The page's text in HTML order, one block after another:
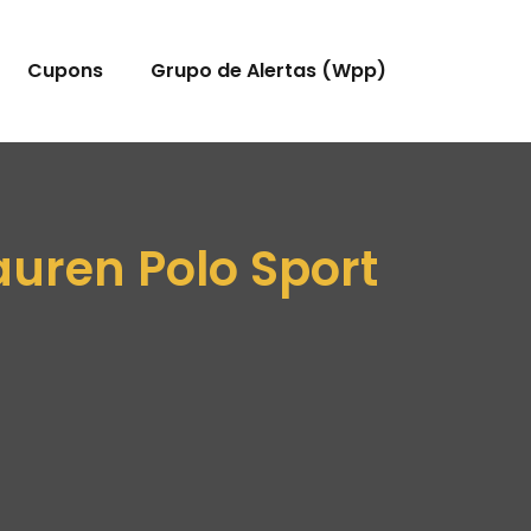
Cupons Grupo de Alertas (Wpp)
Polo Sport